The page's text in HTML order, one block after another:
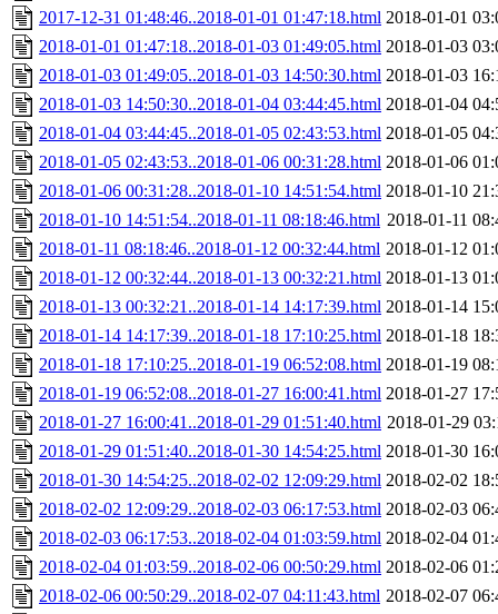
2017-12-31 01:48:46..2018-01-01 01:47:18.html 2018-01-01
2018-01-01 01:47:18..2018-01-03 01:49:05.html 2018-01-03
2018-01-03 01:49:05..2018-01-03 14:50:30.html 2018-01-03
2018-01-03 14:50:30..2018-01-04 03:44:45.html 2018-01-04
2018-01-04 03:44:45..2018-01-05 02:43:53.html 2018-01-05
2018-01-05 02:43:53..2018-01-06 00:31:28.html 2018-01-06
2018-01-06 00:31:28..2018-01-10 14:51:54.html 2018-01-10
2018-01-10 14:51:54..2018-01-11 08:18:46.html 2018-01-11
2018-01-11 08:18:46..2018-01-12 00:32:44.html 2018-01-12
2018-01-12 00:32:44..2018-01-13 00:32:21.html 2018-01-13
2018-01-13 00:32:21..2018-01-14 14:17:39.html 2018-01-14
2018-01-14 14:17:39..2018-01-18 17:10:25.html 2018-01-18
2018-01-18 17:10:25..2018-01-19 06:52:08.html 2018-01-19
2018-01-19 06:52:08..2018-01-27 16:00:41.html 2018-01-27
2018-01-27 16:00:41..2018-01-29 01:51:40.html 2018-01-29
2018-01-29 01:51:40..2018-01-30 14:54:25.html 2018-01-30
2018-01-30 14:54:25..2018-02-02 12:09:29.html 2018-02-02
2018-02-02 12:09:29..2018-02-03 06:17:53.html 2018-02-03
2018-02-03 06:17:53..2018-02-04 01:03:59.html 2018-02-04
2018-02-04 01:03:59..2018-02-06 00:50:29.html 2018-02-06
2018-02-06 00:50:29..2018-02-07 04:11:43.html 2018-02-07